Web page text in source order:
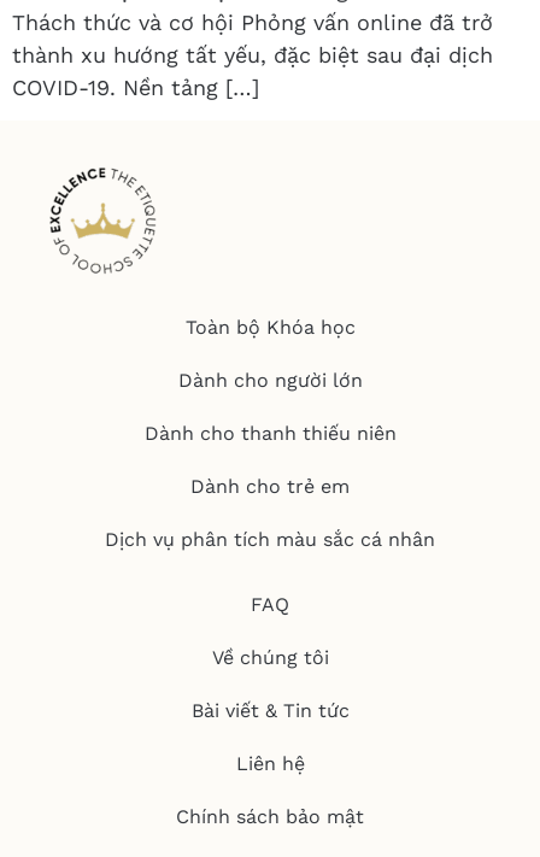
Thách thức và cơ hội Phỏng vấn online đã trở
thành xu hướng tất yếu, đặc biệt sau đại dịch
COVID-19. Nền tảng […]
Toàn bộ Khóa học
Dành cho người lớn
Dành cho thanh thiếu niên
Dành cho trẻ em
Dịch vụ phân tích màu sắc cá nhân
FAQ
Về chúng tôi
Bài viết & Tin tức
Liên hệ
Chính sách bảo mật